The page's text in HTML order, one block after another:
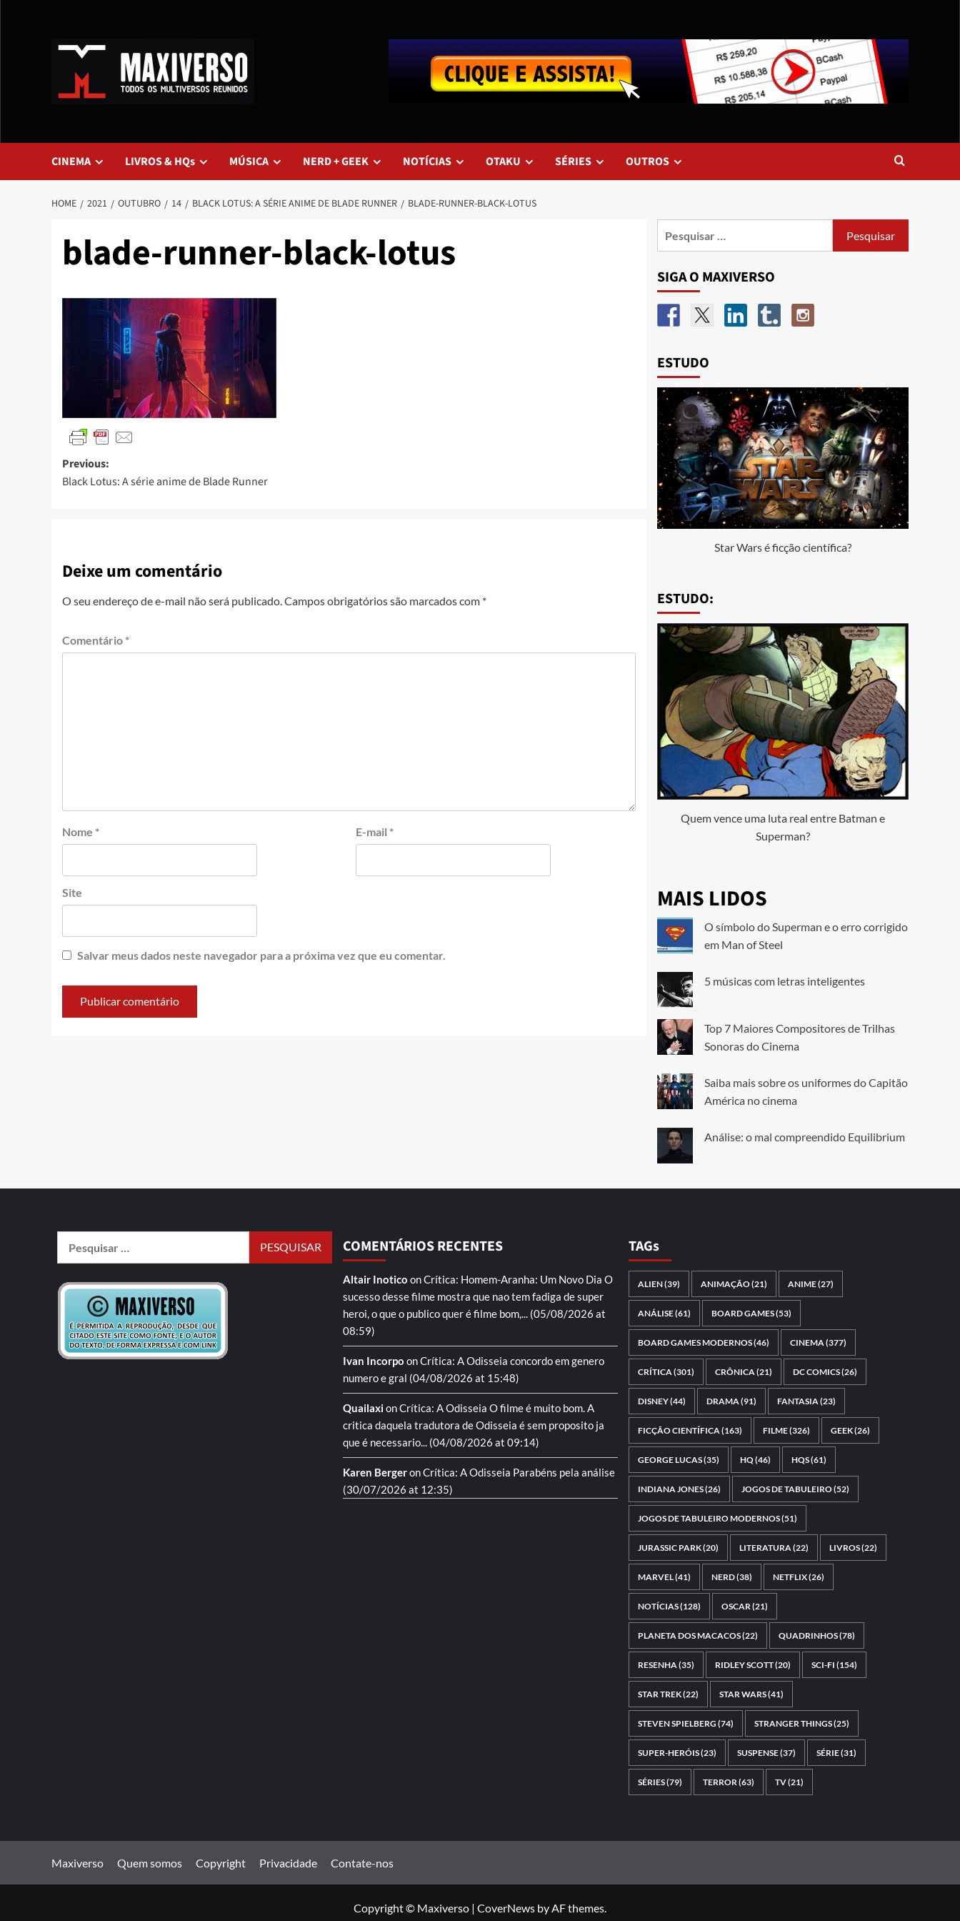
CINEMA LIVROS & HQs MÚSICA NERD + GEEK NOTÍCIAS OTAKU SÉRIES OUTROS
HOME 2021 OUTUBRO 14 BLACK LOTUS: A SÉRIE ANIME DE BLADE RUNNER BLADE-RUNNER-BLACK-LOTUS
blade-runner-black-lotus
Previous:
Black Lotus: A série anime de Blade Runner
Deixe um comentário
O seu endereço de e-mail não será publicado.Campos obrigatórios são marcados com *
Comentário *
Nome * E-mail *
Site
Salvar meus dados neste navegador para a próxima vez que eu comentar.
SIGA O MAXIVERSO
ESTUDO
Star Wars é ficção científica?
ESTUDO:
Quem vence uma luta real entre Batman e
Superman?
MAIS LIDOS
O símbolo do Superman e o erro corrigido
em Man of Steel
5 músicas com letras inteligentes
Top 7 Maiores Compositores de Trilhas
Sonoras do Cinema
Saiba mais sobre os uniformes do Capitão
América no cinema
Análise: o mal compreendido Equilibrium
COMENTÁRIOS RECENTES
Altair Inotico onCrítica: Homem-Aranha: Um Novo Dia O
sucesso desse filme mostra que nao tem fadiga de super
heroi, o que o publico quer é filme bom,... (05/08/2026 at
08:59)
Ivan Incorpo onCrítica: A Odisseia concordo em genero
numero e gral (04/08/2026 at 15:48)
QuailaxionCrítica: A Odisseia O filme é muito bom. A
critica daquela tradutora de Odisseia é sem proposito ja
que é necessario... (04/08/2026 at 09:14)
Karen BergeronCrítica: A Odisseia Parabéns pela análise
(30/07/2026 at 12:35)
TAGs
ALIEN(39) ANIMAÇÃO(21) ANIME(27)
ANÁLISE(61) BOARD GAMES(53)
BOARD GAMES MODERNOS(46) CINEMA (377)
CRÍTICA (301) CRÔNICA (21) DC COMICS(26)
DISNEY(44) DRAMA (91) FANTASIA (23)
FICÇÃO CIENTÍFICA (163) FILME(326) GEEK(26)
GEORGE LUCAS(35) HQ(46) HQS(61)
INDIANA JONES(26) JOGOS DE TABULEIRO(52)
JOGOS DE TABULEIRO MODERNOS(51)
JURASSIC PARK(20) LITERATURA (22) LIVROS(22)
MARVEL(41) NERD(38) NETFLIX(26)
NOTÍCIAS(128) OSCAR (21)
PLANETA DOS MACACOS(22) QUADRINHOS(78)
RESENHA (35) RIDLEY SCOTT(20) SCI-FI (154)
STAR TREK(22) STAR WARS(41)
STEVEN SPIELBERG (74) STRANGER THINGS(25)
SUPER-HERÓIS(23) SUSPENSE(37) SÉRIE(31)
SÉRIES(79) TERROR (63) TV(21)
Maxiverso Quem somos Copyright Privacidade Contate-nos
Copyright © Maxiverso | CoverNews by AF themes.